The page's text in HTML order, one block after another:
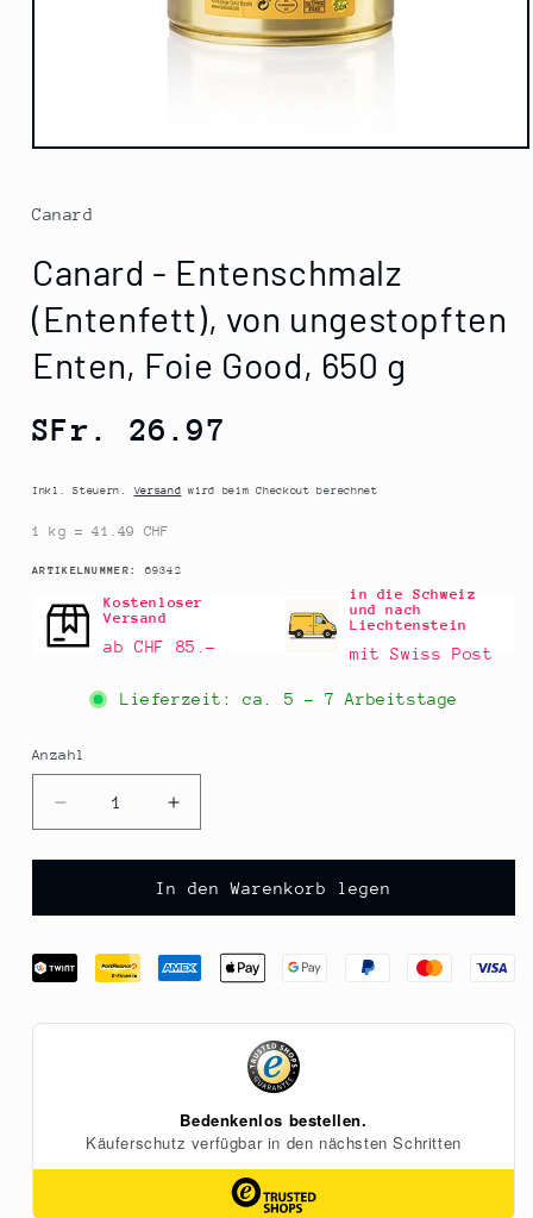
Medien
Modal
öffnen
Canard
Canard - Entenschmalz
(Entenfett), von ungestopften
Enten, Foie Good, 650 g
Normaler
SFr. 26.97
Inkl. Steuern.Versand wird beim Checkout berechnet
1 kg = 41.49 CHF
ARTIKELNUMMER: SKU:
69342
Kostenloser
Versand
ab CHF 85.–
in die Schweiz
und nach
Liechtenstein
mit Swiss Post
Lieferzeit: ca. 5 - 7 Arbeitstage
Anzahl
Anzahl
Verringere
die
Menge
Canard
Entenschmalz
(Entenfett),
650
Erhöhe
die
Menge
für
Canard
Entenschmalz
(Entenfett),
ungestopften
Good,
650
In den Warenkorb legen